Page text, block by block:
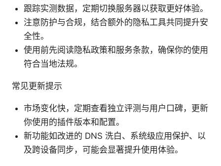
跟踪实测数据，定期切换服务器以获取更好体验。
注意防护与合规，结合额外的隐私工具共同提升安
全性。
使用前先阅读隐私政策和服务条款，确保你的使用
符合当地法规。
常见更新提示
市场变化快，定期查看独立评测与用户口碑，更新
你使用的插件版本和配置。
新功能如改进的 DNS 洗白、系统级应用保护、以
及跨设备同步，可能会显著提升使用体验。